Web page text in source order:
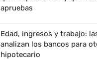
apruebas
Edad, ingresos y trabajo:
analizan los bancos para
hipotecario